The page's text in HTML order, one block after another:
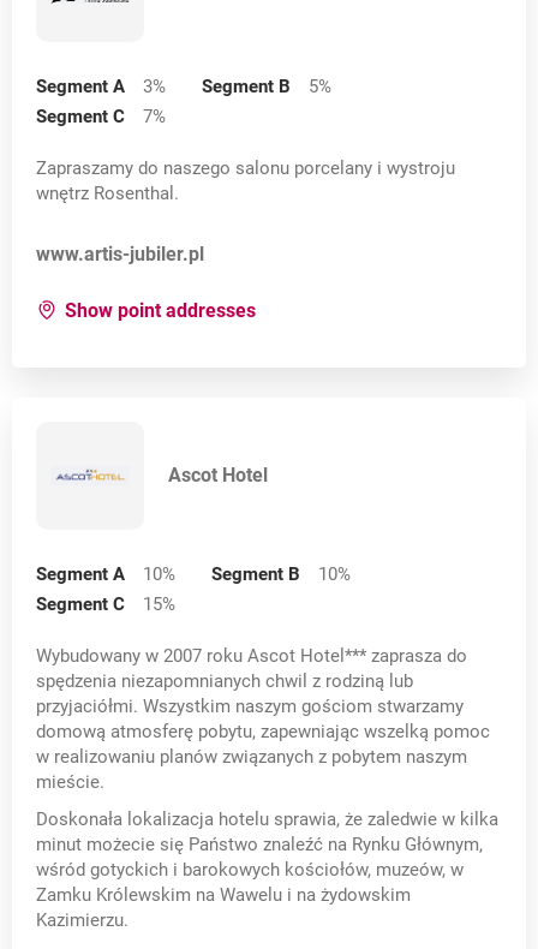
Rękowo Górne
Toruń
Warszawa Wesoła
Wrocław
Wronki
Zabrze
Łódź
Świdnica
Segment A 3% Segment B 5%
Segment C
7%
Zapraszamy do naszego salonu porcelany i wystroju
wnętrz Rosenthal.
Opens in a new card
www.artis-jubiler.pl
Show point addressesfor:
Ascot Hotel
Segment A 10% Segment B 10%
Segment C
15%
Wybudowany w 2007 roku Ascot Hotel*** zaprasza do
spędzenia niezapomnianych chwil z rodziną lub
przyjaciółmi. Wszystkim naszym gościom stwarzamy
domową atmosferę pobytu, zapewniając wszelką pomoc
w realizowaniu planów związanych z pobytem naszym
mieście.
Doskonała lokalizacja hotelu sprawia, że zaledwie w kilka
minut możecie się Państwo znaleźć na Rynku Głównym,
wśród gotyckich i barokowych kościołów, muzeów, w
Zamku Królewskim na Wawelu i na żydowskim
Kazimierzu.